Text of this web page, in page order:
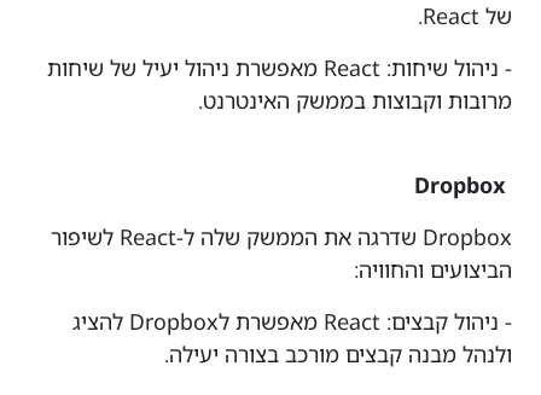
של React.
- ניהול שיחות: React מאפשרת ניהול יעיל של שיחות
מרובות וקבוצות בממשק האינטרנט.
Dropbox
Dropbox שדרגה את הממשק שלה ל-React לשיפור
הביצועים והחוויה:
- ניהול קבצים: React מאפשרת לDropbox להציג
ולנהל מבנה קבצים מורכב בצורה יעילה.